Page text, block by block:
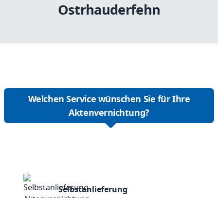
Ostrhauderfehn
Welchen Service wünschen Sie für Ihre
Aktenvernichtung?
Selbstanlieferung